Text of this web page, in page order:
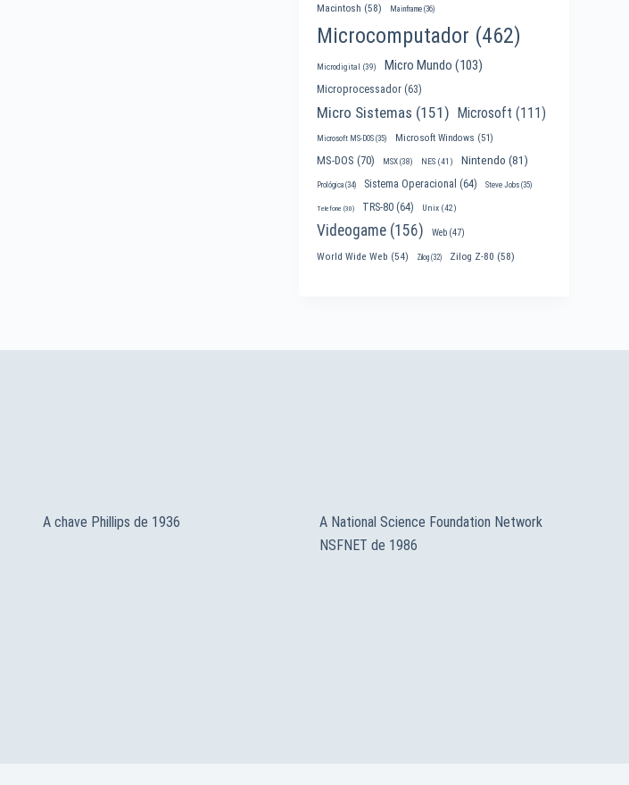
Macintosh (58) Mainframe (36)
Microcomputador (462)
Microdigital (39) Micro Mundo (103)
Microprocessador (63)
Micro Sistemas (151) Microsoft (111)
Microsoft MS-DOS (35) Microsoft Windows (51)
MS-DOS (70) MSX(38) NES (41) Nintendo (81)
Prológica (34) Sistema Operacional (64) Steve Jobs (35)
Telefone (30) TRS-80 (64) Unix (42)
Videogame (156) Web (47)
World Wide Web (54) Zilog (32) Zilog Z-80 (58)
A chave Phillips de 1936
A National Science Foundation Network
NSFNET de 1986